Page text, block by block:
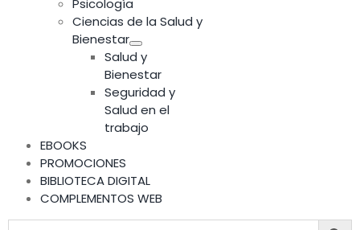
Psicología
Ciencias de la Salud y
Bienestar
Salud y
Bienestar
Seguridad y
Salud en el
trabajo
EBOOKS
PROMOCIONES
BIBLIOTECA DIGITAL
COMPLEMENTOS WEB